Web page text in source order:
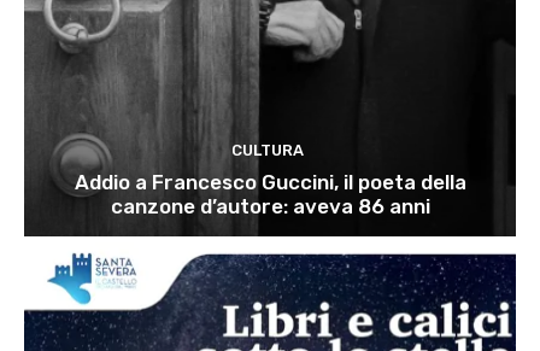
CULTURA
Addio a Francesco Guccini, il poeta della
canzone d’autore: aveva 86 anni